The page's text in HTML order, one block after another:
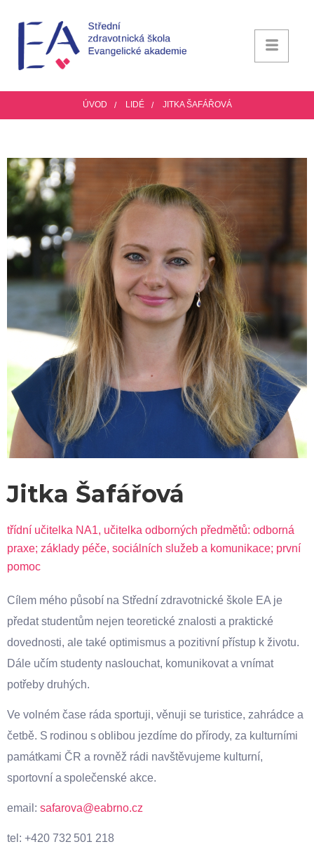
ÚVOD LIDÉ JITKA ŠAFÁŘOVÁ
Jitka Šafářová
třídní učitelka NA1, učitelka odborných předmětů: odborná
praxe; základy péče, sociálních služeb a komunikace; první
pomoc
Cílem mého působí na Střední zdravotnické škole EA je
předat studentům nejen teoretické znalosti a praktické
dovednosti, ale také optimismus a pozitivní přístup k životu.
Dále učím studenty naslouchat, komunikovat a vnímat
potřeby druhých.
Ve volném čase ráda sportuji, věnuji se turistice, zahrádce a
četbě. S rodinou s oblibou jezdíme do přírody, za kulturními
památkami ČR a rovněž rádi navštěvujeme kulturní,
sportovní a společenské akce.
email: safarova@eabrno.cz
tel: +420 732 501 218